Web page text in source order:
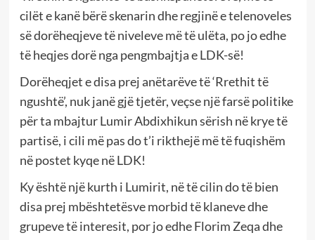
cilët e kanë bërë skenarin dhe regjinë e telenoveles
së dorëheqjeve të niveleve më të ulëta, po jo edhe
të heqjes dorë nga pengmbajtja e LDK-së!
Dorëheqjet e disa prej anëtarëve të ‘Rrethit të
ngushtë’, nuk janë gjë tjetër, veçse një farsë politike
për ta mbajtur Lumir Abdixhikun sërish në krye të
partisë, i cili më pas do t’i rikthejë më të fuqishëm
në postet kyqe në LDK!
Ky është një kurth i Lumirit, në të cilin do të bien
disa prej mbështetësve morbid të klaneve dhe
grupeve të interesit, por jo edhe Florim Zeqa dhe